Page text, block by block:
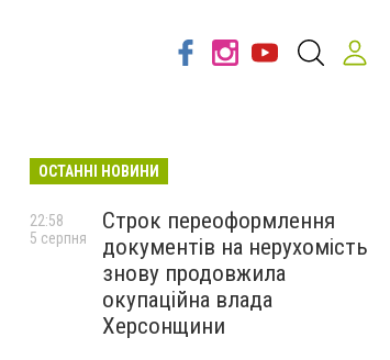
ОСТАННІ НОВИНИ
Строк переоформлення
документів на нерухомість
знову продовжила
окупаційна влада
Херсонщини
22:58
5 серпня